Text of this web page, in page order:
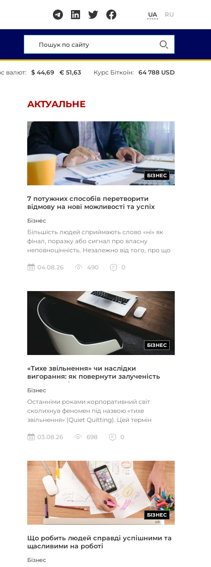
UA RU
валют: $ 44,69 € 51,63 Курс Біткоїн: 64 788 USD
АКТУАЛЬНЕ
БІЗНЕС
7 потужних способів перетворити
відмову на нові можливості та успіх
Бізнес
Більшість людей сприймають слово «ні» як
фінал, поразку або сигнал про власну
неповноцінність. Незалежно від того, про що
04.08.26
490 0
БІЗНЕС
«Тихе звільнення» чи наслідки
вигорання: як повернути залученість
через сенс і мету
Бізнес
Останніми роками корпоративний світ
сколихнув феномен під назвою «тихе
звільнення» (Quiet Quitting). Цей термін
03.08.26
698 0
БІЗНЕС
Що робить людей справді успішними та
щасливими на роботі
Бізнес